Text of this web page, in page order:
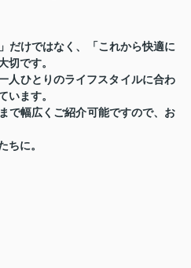
だけではなく、「これから快適に
切です。
人ひとりのライフスタイルに合わ
います。
で幅広くご紹介可能ですので、お
ちに。